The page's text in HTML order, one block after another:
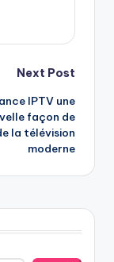
Next Post
IPTV une
façon de
la télévision
moderne